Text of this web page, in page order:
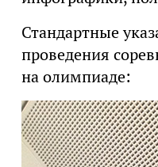
Стандартные
проведения
на олимпиаде: